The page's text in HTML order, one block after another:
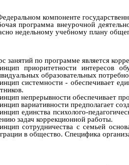
компоненте
программа внеурочной
недельному учебному плану
занятий по программе является
приоритетности интересов
образовательных
системности - обеспечивает
непрерывности обеспечивает
вариативности предполагает
единства психолого-
задач коррекционной работы.
сотрудничества с семьей
в общество. Специфика